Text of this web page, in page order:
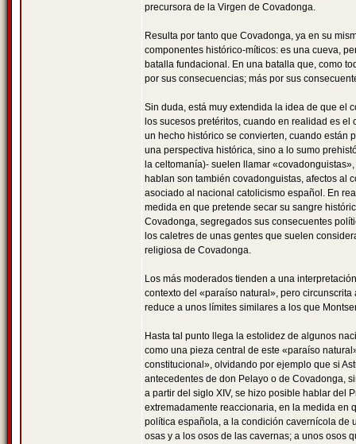
precursora de la Virgen de Covadonga.
Resulta por tanto que Covadonga, ya en su
componentes histórico-míticos: es una cueva,
batalla fundacional. En una batalla que, como
por sus consecuencias; más por sus
Sin duda, está muy extendida la idea de que el
los sucesos pretéritos, cuando en realidad es
un hecho histórico se convierten, cuando están
una perspectiva histórica, sino a lo sumo
la celtomanía)- suelen llamar
hablan son también covadonguistas, afectos al
asociado al nacional catolicismo español. En
medida en que pretende secar su sangre
Covadonga, segregados sus consecuentes
los caletres de unas gentes que suelen
religiosa de Covadonga.
Los más moderados tienden a una
contexto del «paraíso natural», pero
reduce a unos límites similares a los que
Hasta tal punto llega la estolidez de algunos
como una pieza central de este «paraíso
constitucional», olvidando por ejemplo que si
antecedentes de don Pelayo o de Covadonga,
a partir del siglo XIV, se hizo posible hablar del
extremadamente reaccionaria, en la medida en
política española, a la condición cavernícola de
osas y a los osos de las cavernas; a unos osos